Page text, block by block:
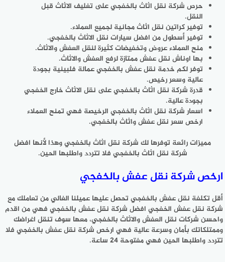
حرص شركة نقل اثاث بالخفجي على تغليف الاثاث قبل
النقل.
توفير كراتين نقل اثاث مجانية لجميع العملاء.
توفير أسطول من افضل سيارات نقل الاثاث بالخفجي.
منح العملاء عروض وتخفيضات كثيرة لنقل العفش والاثاث.
بها اوناش نقل عفش ممتازة لرفع العفش والاثاث.
توفر لكم خدمة نقل عفش بالخفجي عمالة فلبينية بجودة
عالية وسعر رخيص.
قدرة شركة نقل اثاث بالخفجي على نقل الاثاث خارج الخفجي
بجودة عالية.
اسعار شركة نقل اثاث بالخفجي الرخيصة فهي تمنح العملاء
ارخص سعر نقل عفش واثاث بالخفجي.
مميزات رائعة توفرها لك شركة نقل اثاث بالخفجي وهذا لأنها افضل
شركة نقل اثاث بالخفجي فلا تتردد واطلبها الحين.
ارخص شركة نقل عفش بالخفجي
أقل تكلفة نقل عفش بالخفجي تحصل عليها عميلنا الغالي من تعاملك مع
شركة نقل عفش الخفجي افضل شركة نقل عفش بالخفجي فهي من اقدم
واحسن شركات نقل العفش والاثاث بالخفجي، معها سوف تنقل اغراضك
وممتلكاتك بأمان وسرعة عالية فهي ارخص شركة نقل عفش بالخفجي فلا
تتردد واطلبها الحين فهي مفتوحة 24 ساعة.